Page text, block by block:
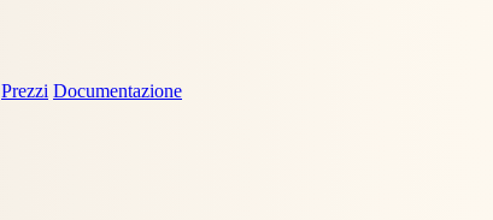
Prezzi Documentazione